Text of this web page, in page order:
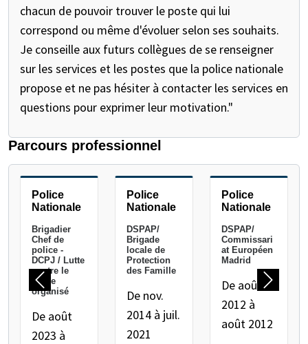
chacun de pouvoir trouver le poste qui lui
correspond ou même d'évoluer selon ses souhaits.
Je conseille aux futurs collègues de se renseigner
sur les services et les postes que la police nationale
propose et ne pas hésiter à contacter les services en
questions pour exprimer leur motivation."
Parcours professionnel
METTEZ EN PAUSE LE CARROUSEL SUIVANT
Police
Nationale
Brigadier
Chef de
police -
DCPJ / Lutte
contre le
crime
organisé
De août
2023 à
Police
Nationale
DSPAP/
Brigade
locale de
Protection
des Famille
De nov.
2014 à juil.
2021
Police
Nationale
DSPAP/
Commissari
at Européen
Madrid
De août
2012 à
août 2012
Précédent Suivant